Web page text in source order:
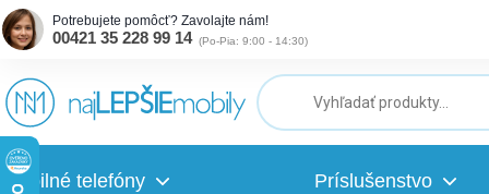
Potrebujete pomôcť? Zavolajte nám!
00421 35 228 99 14 (Po-Pia: 9:00 - 14:30)
Mobilné telefóny Príslušenstvo